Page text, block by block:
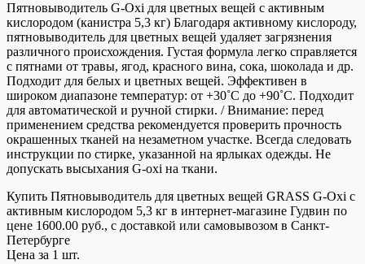
Пятновыводитель G-Oxi для цветных вещей с активным
кислородом (канистра 5,3 кг) Благодаря активному кислороду,
пятновыводитель для цветных вещей удаляет загрязнения
различного происхождения. Густая формула легко справляется
с пятнами от травы, ягод, красного вина, сока, шоколада и др.
Подходит для белых и цветных вещей. Эффективен в
широком диапазоне температур: от +30˚C до +90˚C. Подходит
для автоматической и ручной стирки. / Внимание: перед
применением средства рекомендуется проверить прочность
окрашенных тканей на незаметном участке. Всегда следовать
инструкции по стирке, указанной на ярлыках одежды. Не
допускать высыхания G-oxi на ткани.
Купить Пятновыводитель для цветных вещей GRASS G-Oxi с
активным кислородом 5,3 кг в интернет-магазине Гудвин по
цене 1600.00 руб., с доставкой или самовывозом в Санкт-
Петербурге
Цена за 1 шт.